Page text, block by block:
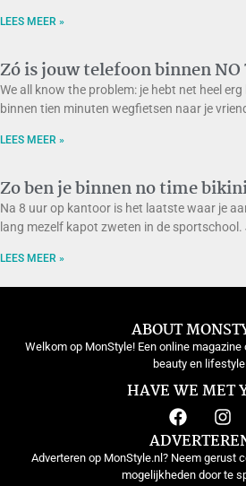
LEES MEER »
Zó is jouw telefoon binnen
We all know the problem: je hebt net heel
binnen tien minuten wegfietsen naar je
LEES MEER »
Zo ben je binnen no time
Na 8 uur op kantoor is het laatste waar je
lang mezelf kapot zweten in de sportschool.
LEES MEER »
ABOUT
Welkom op MonStyle! Een online magazine
beauty en lifestyle.
HAVE WE MET
Adverteren op MonStyle.nl? Neem gerust
mogelijkheden door te